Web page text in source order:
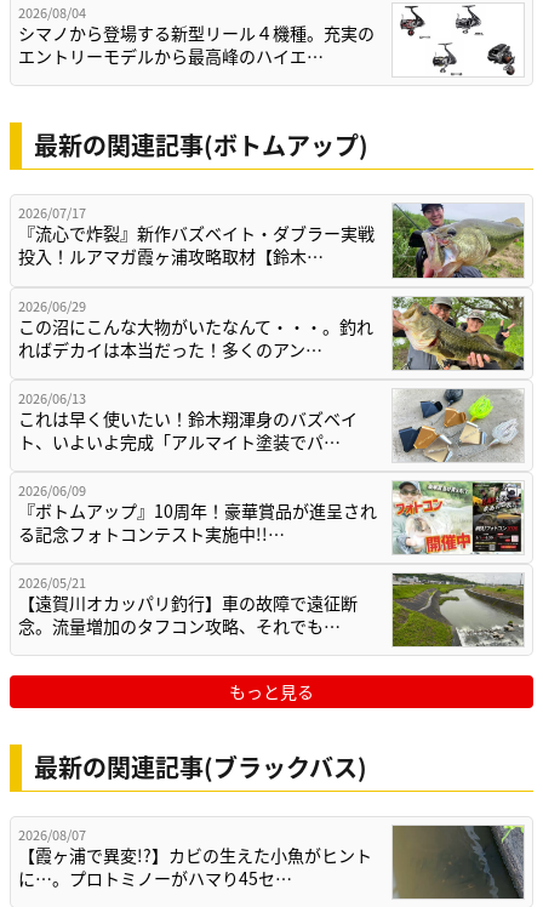
2026/08/04
シマノから登場する新型リール４機種。充実の
エントリーモデルから最高峰のハイエ…
最新の関連記事(ボトムアップ)
2026/07/17
『流心で炸裂』新作バズベイト・ダブラー実戦
投入！ルアマガ霞ヶ浦攻略取材【鈴木…
2026/06/29
この沼にこんな大物がいたなんて・・・。釣れ
ればデカイは本当だった！多くのアン…
2026/06/13
これは早く使いたい！鈴木翔渾身のバズベイ
ト、いよいよ完成「アルマイト塗装でパ…
2026/06/09
『ボトムアップ』10周年！豪華賞品が進呈され
る記念フォトコンテスト実施中!!…
2026/05/21
【遠賀川オカッパリ釣行】車の故障で遠征断
念。流量増加のタフコン攻略、それでも…
もっと見る
最新の関連記事(ブラックバス)
2026/08/07
【霞ヶ浦で異変!?】カビの生えた小魚がヒント
に…。プロトミノーがハマり45セ…